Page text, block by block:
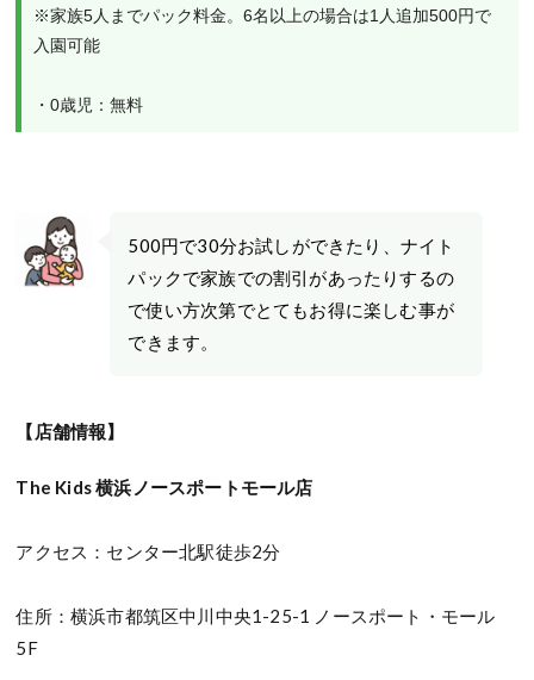
※家族5人までパック料金。6名以上の場合は1人追加500円で
入園可能
・0歳児：無料
500円で30分お試しができたり、ナイト
パックで家族での割引があったりするの
で使い方次第でとてもお得に楽しむ事が
できます。
【店舗情報】
The Kids 横浜ノースポートモール店
アクセス：センター北駅徒歩2分
住所：横浜市都筑区中川中央1-25-1 ノースポート・モール
5F